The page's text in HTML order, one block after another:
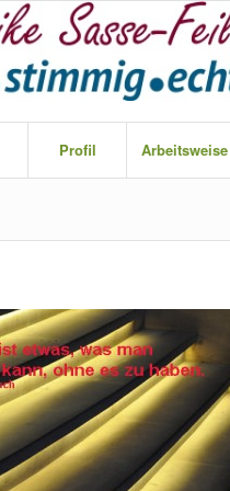
Profil Arbeitsweise